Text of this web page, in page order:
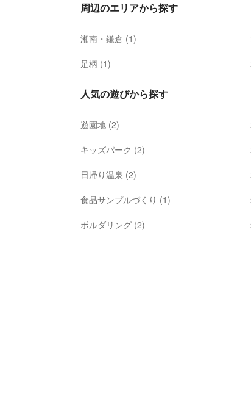
周辺のエリアから探す
湘南・鎌倉 (1)
足柄 (1)
人気の遊びから探す
遊園地 (2)
キッズパーク (2)
日帰り温泉 (2)
食品サンプルづくり (1)
ボルダリング (2)